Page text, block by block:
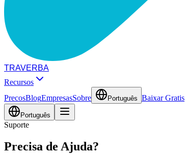
TRAVERBA
Recursos
PrecosBlogEmpresasSobre Português Baixar Gratis
Português
Suporte
Precisa de Ajuda?